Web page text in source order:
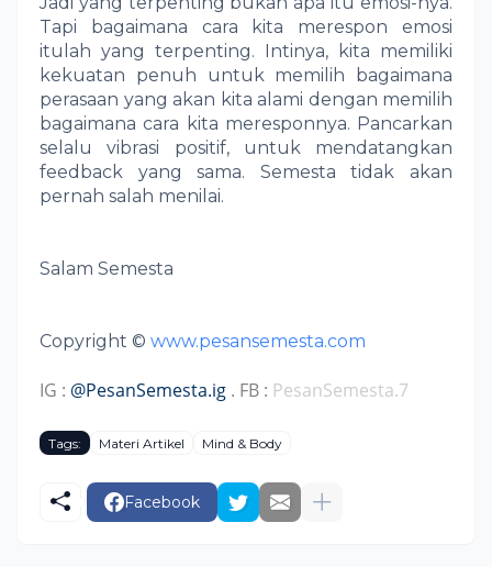
Tapi bagaimana cara kita merespon emosi
itulah yang terpenting. Intinya, kita memiliki
kekuatan penuh untuk memilih bagaimana
perasaan yang akan kita alami dengan memilih
bagaimana cara kita meresponnya. Pancarkan
selalu vibrasi positif, untuk mendatangkan
feedback yang sama. Semesta tidak akan
pernah salah menilai.
Salam Semesta
Copyright © www.pesansemesta.com
IG : @PesanSemesta.ig . FB : PesanSemesta.7
Tags: Materi Artikel Mind & Body
Facebook